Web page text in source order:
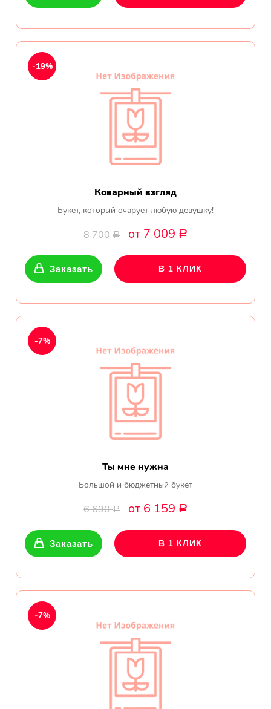
Коварный взгляд
Букет, который очарует любую девушку!
8 700Р от 7 009 Р
-19%
Заказать В 1 КЛИК
Ты мне нужна
Большой и бюджетный букет
6 690Р от 6 159 Р
-7%
Заказать В 1 КЛИК
-7%